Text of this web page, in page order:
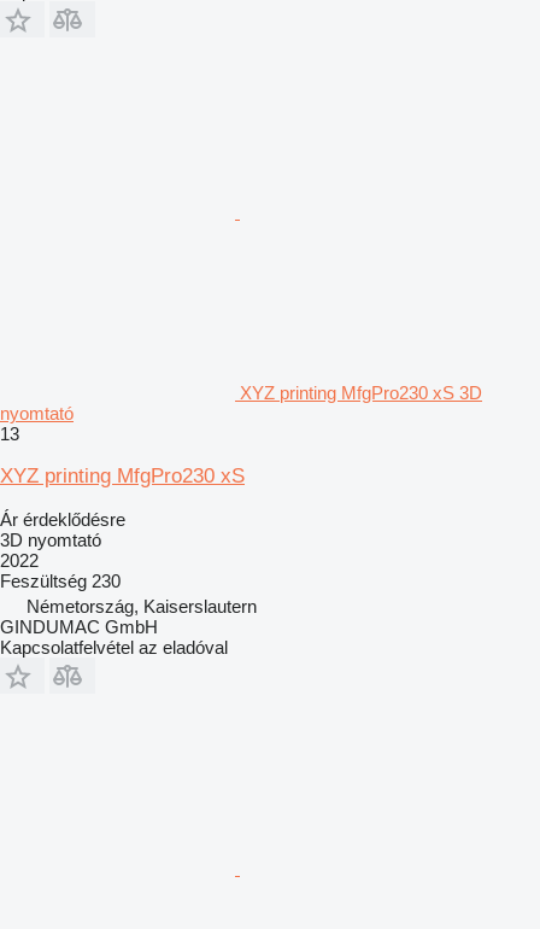
XYZ printing MfgPro230 xS 3D
nyomtató
13
XYZ printing MfgPro230 xS
Ár érdeklődésre
3D nyomtató
2022
Feszültség 230
Németország, Kaiserslautern
GINDUMAC GmbH
Kapcsolatfelvétel az eladóval